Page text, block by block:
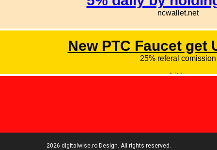
2026 digitalwise.ro Design. All rights reserved.